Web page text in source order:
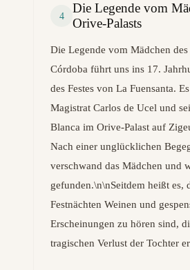
4
Die Legende vom
Orive-Palasts
Die Legende vom Mädchen
Córdoba führt uns ins 17.
des Festes von La Fuensanta.
Magistrat Carlos de Ucel und
Blanca im Orive-Palast auf
Nach einer unglücklichen
verschwand das Mädchen und
gefunden.\n\nSeitdem heißt es,
Festnächten Weinen und
Erscheinungen zu hören sind,
tragischen Verlust der Tochter